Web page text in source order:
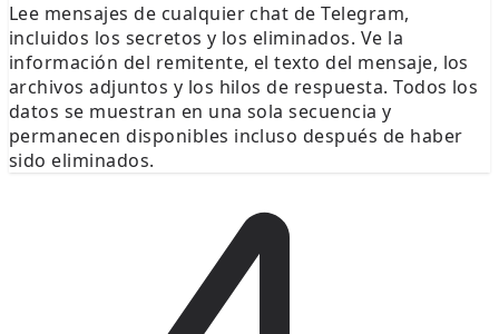
Lee mensajes de cualquier chat de Telegram,
incluidos los secretos y los eliminados. Ve la
información del remitente, el texto del mensaje, los
archivos adjuntos y los hilos de respuesta. Todos los
datos se muestran en una sola secuencia y
permanecen disponibles incluso después de haber
sido eliminados.